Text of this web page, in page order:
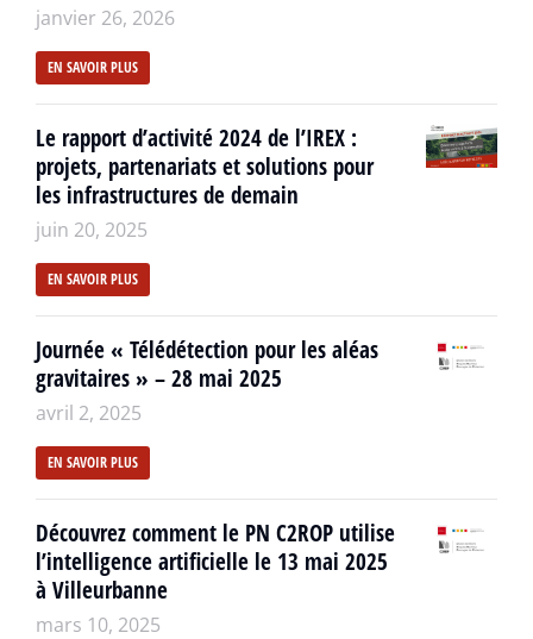
janvier 26, 2026
EN SAVOIR PLUS
Le rapport d’activité 2024 de l’IREX :
projets, partenariats et solutions pour
les infrastructures de demain
juin 20, 2025
EN SAVOIR PLUS
Journée « Télédétection pour les aléas
gravitaires » – 28 mai 2025
avril 2, 2025
EN SAVOIR PLUS
Découvrez comment le PN C2ROP utilise
l’intelligence artificielle le 13 mai 2025
à Villeurbanne
mars 10, 2025